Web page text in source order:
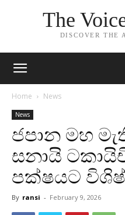
The
DISCOVER THE
Home News
News
ජපාන මහ
සනායි
පක්ෂයට
By ransi - February 9, 2026